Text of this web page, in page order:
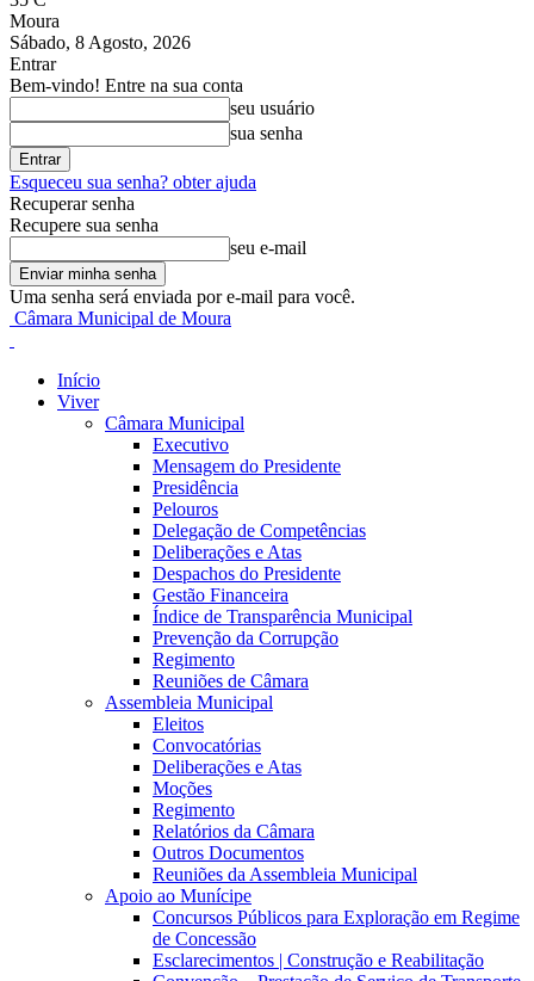
Moura
Sábado, 8 Agosto, 2026
Entrar
Bem-vindo! Entre na sua conta
seu usuário
sua senha
Esqueceu sua senha? obter ajuda
Recuperar senha
Recupere sua senha
seu e-mail
Uma senha será enviada por e-mail para você.
Câmara Municipal de Moura
Início
Viver
Câmara Municipal
Executivo
Mensagem do Presidente
Presidência
Pelouros
Delegação de Competências
Deliberações e Atas
Despachos do Presidente
Gestão Financeira
Índice de Transparência Municipal
Prevenção da Corrupção
Regimento
Reuniões de Câmara
Assembleia Municipal
Eleitos
Convocatórias
Deliberações e Atas
Moções
Regimento
Relatórios da Câmara
Outros Documentos
Reuniões da Assembleia Municipal
Apoio ao Munícipe
Concursos Públicos para Exploração em Regime
de Concessão
Esclarecimentos | Construção e Reabilitação